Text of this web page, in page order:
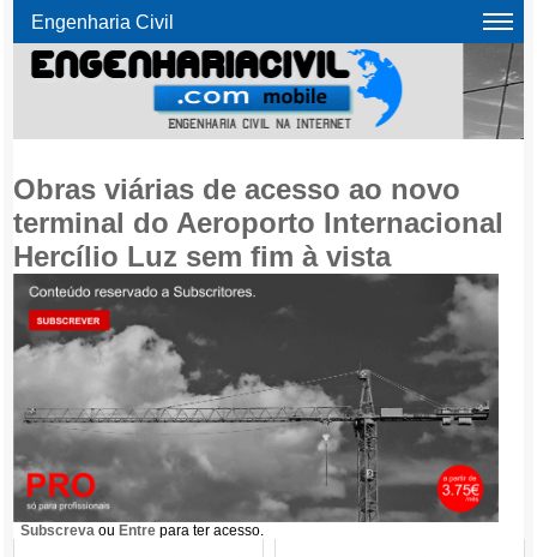
Engenharia Civil
Obras viárias de acesso ao novo
terminal do Aeroporto Internacional
Hercílio Luz sem fim à vista
Subscreva ou Entre para ter acesso.